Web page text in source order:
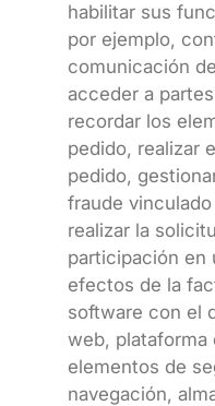
habilitar sus
por ejemplo,
comunicación
acceder a
recordar los
pedido, realizar
pedido,
fraude
realizar la
participación en
efectos de la
software con el
web, plataforma
elementos de
navegación,